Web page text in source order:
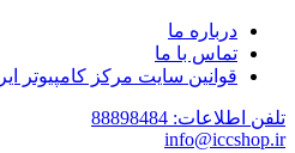
درباره ما
تماس با ما
قوانین سایت مرکز کامپیوتر
تلفن اطلاعات: 88898484
info@iccshop.ir